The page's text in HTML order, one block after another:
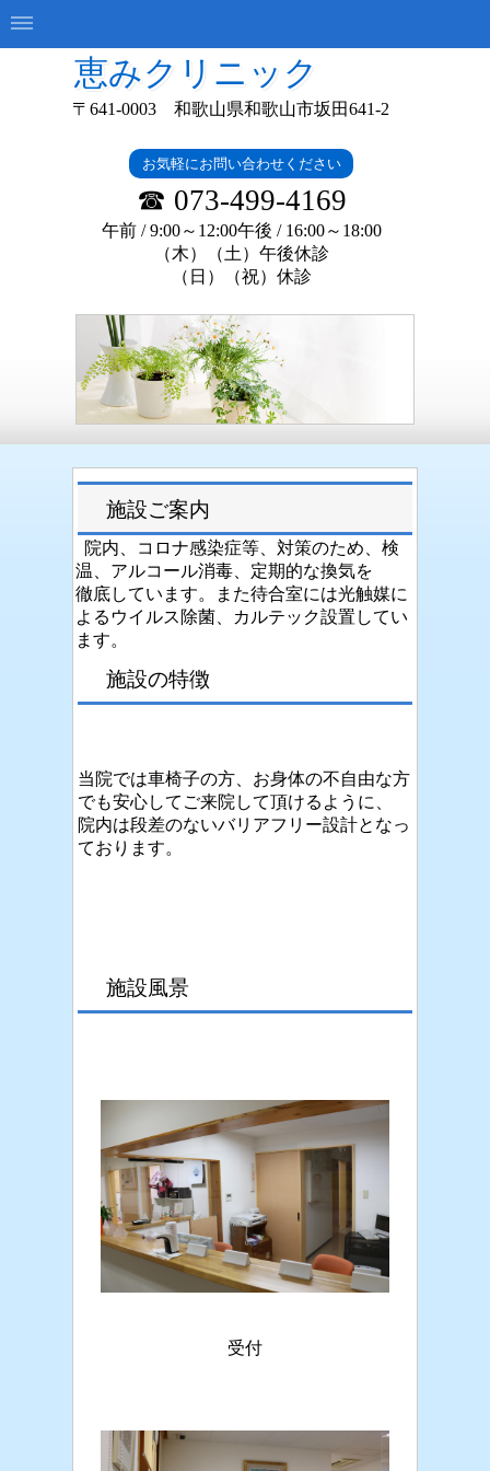
恵みクリニック
〒641-0003 和歌山県和歌山市坂田641-2
お気軽にお問い合わせください
☎ 073-499-4169
午前 / 9:00～12:00午後 / 16:00～18:00
（木）（土）午後休診
（日）（祝）休診
施設ご案内
院内、コロナ感染症等、対策のため、検
温、アルコール消毒、定期的な換気を
徹底しています。また待合室には光触媒に
よるウイルス除菌、カルテック設置してい
ます。
施設の特徴
当院では車椅子の方、お身体の不自由な方
でも安心してご来院して頂けるように、
院内は段差のないバリアフリー設計となっ
ております。
施設風景
受付